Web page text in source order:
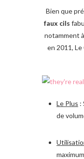
Bien que
faux cils
notamment
en 2011,
Le Plus :
de